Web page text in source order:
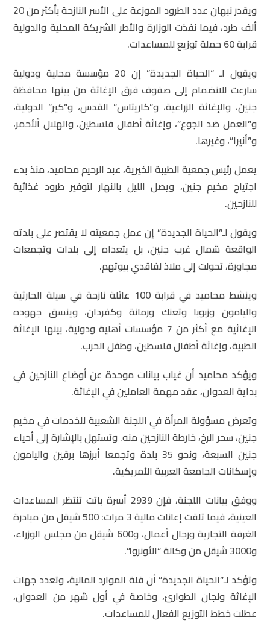
ويقدر نبهان عدد الطرود الموزعة على الأسر النازحة بأكثر من 20
ألف طرد، فيما نفذت الوزارة والأطر الشريكة المحلية والدولية
قرابة 60 حملة توزيع للمساعدات.
ويقول لـ “الحياة الجديدة” إن 20 مؤسسة محلية ودولية
سارعت للانضمام إلى صفوف فرق الإغاثة من بينها محافظة
جنين، والإغاثة الزراعية، و”كاريتاس” القدس، و”كير” الدولية،
و”العمل ضد الجوع”، وإغاثة أطفال فلسطين، والهلال ألأحمر،
و”أنيرا”، وغيرها.
يعمل رئيس جمعية الطيبة الخيرية، عبد الرحيم محاميد، منذ بدء
اجتياح مخيم جنين، ويصل الليل بالنهار لتوفير طرود غذائية
للنازحين.
ويقول لـ”الحياة الجديدة” إن عمل جمعيته لا يقتصر على بلدته
الواقعة شمال غرب جنين، بل يتعداه إلى بلدات وتجمعات
مجاورة، تحولت إلى ملاذ لفاقدي بيوتهم.
وينشط محاميد في قرابة 100 عائلة نازحة في سيلة الحارثية
واليامون وزبوبا وتعنك ورمانة وكفردان، وينسق جهوده
الإغاثية مع أكثر من 7 مؤسسات أهلية ودولية، بينها الإغاثة
الطبية، وإغاثة أطفال فلسطين، وطفل الحرب.
ويؤكد محاميد أن غياب بيانات موحدة عن أوضاع النازحين في
بداية العدوان، عقد مهمة العاملين في الإغاثة.
وتعرض مسؤولة المرأة في اللجنة الشعبية للخدمات في مخيم
جنين، سحر الرخ، خارطة النازحين منه. وتستهل بالإشارة إلى أحياء
جنين السبعة، ونحو 35 بلدة وتجمعا أبرزها برقين واليامون
وإسكانات الجامعة العربية الأمريكية.
ووفق بيانات اللجنة، فإن 2939 أسرة باتت تنتظر المساعدات
العينية، فيما تلقت إعانات مالية 3 مرات: 500 شيقل من مبادرة
الغرفة التجارية ورجال أعمال، و600 شيقل من مجلس الوزراء،
و3000 شيقل من وكالة “الأونروا”.
وتؤكد لـ”الحياة الجديدة” أن قلة الموارد المالية، وتعدد جهات
الإغاثة ولجان الطوارئ، وخاصة في أول شهر من العدوان،
عطلت خطط التوزيع الفعال للمساعدات.